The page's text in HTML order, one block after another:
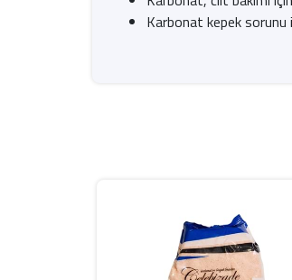
Karbonat kepek sorunu